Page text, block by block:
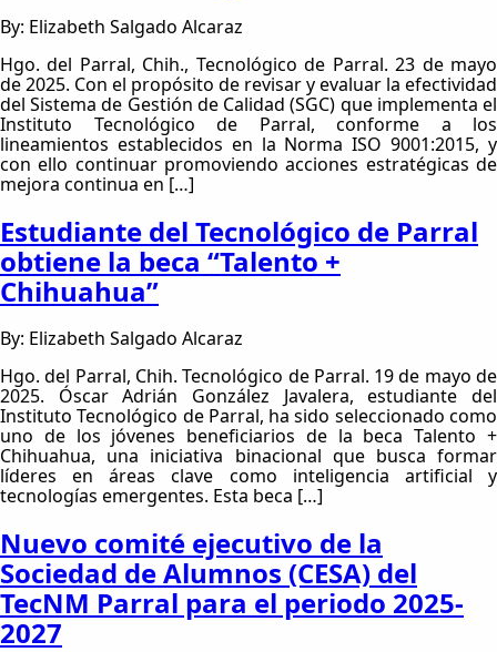
By: Elizabeth Salgado Alcaraz
Hgo. del Parral, Chih., Tecnológico de Parral. 23 de mayo
de 2025. Con el propósito de revisar y evaluar la efectividad
del Sistema de Gestión de Calidad (SGC) que implementa el
Instituto Tecnológico de Parral, conforme a los
lineamientos establecidos en la Norma ISO 9001:2015, y
con ello continuar promoviendo acciones estratégicas de
mejora continua en […]
Estudiante del Tecnológico de Parral
obtiene la beca “Talento +
Chihuahua”
By: Elizabeth Salgado Alcaraz
Hgo. del Parral, Chih. Tecnológico de Parral. 19 de mayo de
2025. Óscar Adrián González Javalera, estudiante del
Instituto Tecnológico de Parral, ha sido seleccionado como
uno de los jóvenes beneficiarios de la beca Talento +
Chihuahua, una iniciativa binacional que busca formar
líderes en áreas clave como inteligencia artificial y
tecnologías emergentes. Esta beca […]
Nuevo comité ejecutivo de la
Sociedad de Alumnos (CESA) del
TecNM Parral para el periodo 2025-
2027